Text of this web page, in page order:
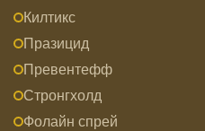
Килтикс
Празицид
Превентефф
Стронгхолд
Фолайн спрей